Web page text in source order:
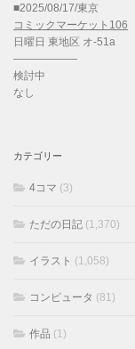
■2025/08/17/東京
コミックマーケット106
日曜日 東地区 オ-51a
——————
検討中
なし
カテゴリー
4コマ (3)
ただの日記 (1,370)
イラスト (1,058)
コンピュータ (81)
作品 (1)